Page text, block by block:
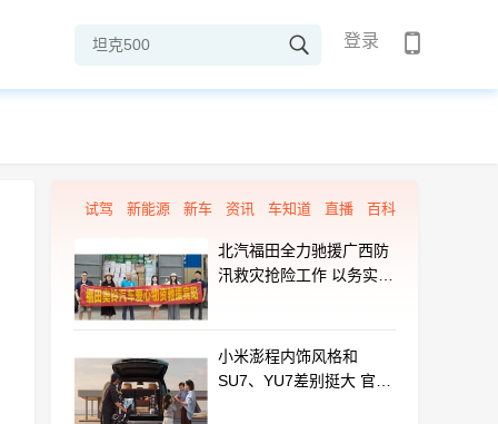
登录
试驾 新能源 新车 资讯 车知道 直播 百科
北汽福田全力驰援广西防
汛救灾抢险工作 以务实行
小米澎程内饰风格和
SU7、YU7差别挺大 官方